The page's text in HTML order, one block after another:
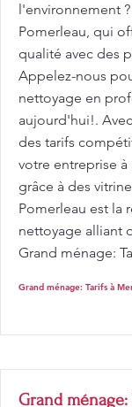
l'environnement
Pomerleau, qui
qualité avec des
Appelez-nous
nettoyage en
aujourd'hui!.
des tarifs
votre entreprise à
grâce à des
Pomerleau est la
nettoyage alliant
Grand ménage:
Grand ménage: Tarifs à
Grand